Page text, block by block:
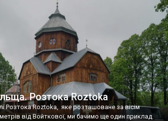
Іспанія ще й схожа на Туреччину маловідомістю
провінції. Виглядає так, […]
Розтока Roztoka
Розтока Roztoka, яке розташоване за вісім
від Войткової, ми бачимо ще один приклад